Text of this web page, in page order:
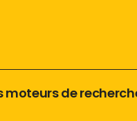
moteurs de